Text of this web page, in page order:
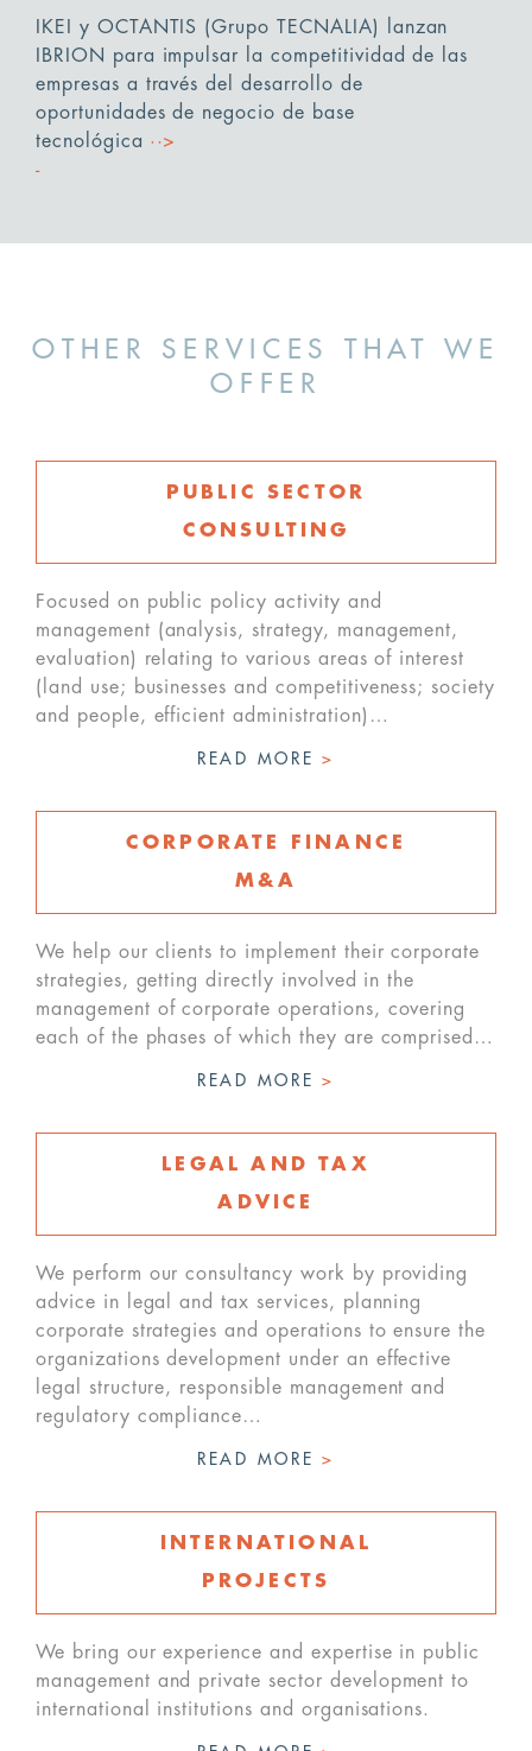
IKEI y OCTANTIS (Grupo TECNALIA) lanzan
IBRION para impulsar la competitividad de las
empresas a través del desarrollo de
oportunidades de negocio de base
tecnológica ··>
OTHER SERVICES THAT WE
OFFER
PUBLIC SECTOR
CONSULTING
Focused on public policy activity and
management (analysis, strategy, management,
evaluation) relating to various areas of interest
(land use; businesses and competitiveness; society
and people, efficient administration)…
READ MORE>
CORPORATE FINANCE
M&A
We help our clients to implement their corporate
strategies, getting directly involved in the
management of corporate operations, covering
each of the phases of which they are comprised…
READ MORE>
LEGAL AND TAX
ADVICE
We perform our consultancy work by providing
advice in legal and tax services, planning
corporate strategies and operations to ensure the
organizations development under an effective
legal structure, responsible management and
regulatory compliance…
READ MORE>
INTERNATIONAL
PROJECTS
We bring our experience and expertise in public
management and private sector development to
international institutions and organisations.